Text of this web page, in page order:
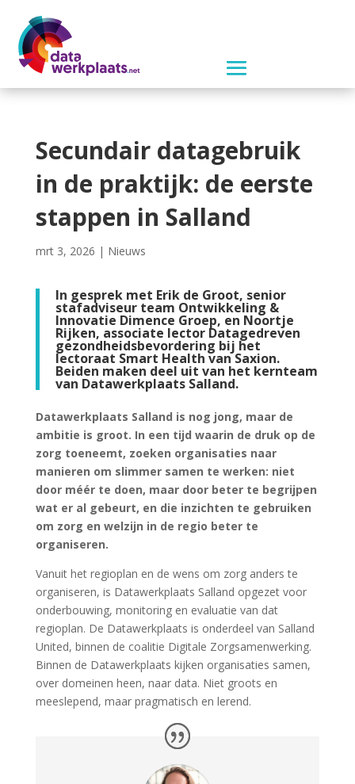
Secundair datagebruik
in de praktijk: de eerste
stappen in Salland
mrt 3, 2026 | Nieuws
In gesprek met Erik de Groot, senior
stafadviseur team Ontwikkeling &
Innovatie Dimence Groep, en Noortje
Rijken, associate lector Datagedreven
gezondheidsbevordering bij het
lectoraat Smart Health van Saxion.
Beiden maken deel uit van het kernteam
van Datawerkplaats Salland.
Datawerkplaats Salland is nog jong, maar de
ambitie is groot. In een tijd waarin de druk op de
zorg toeneemt, zoeken organisaties naar
manieren om slimmer samen te werken: niet
door méér te doen, maar door beter te begrijpen
wat er al gebeurt, en die inzichten te gebruiken
om zorg en welzijn in de regio beter te
organiseren.
Vanuit het regioplan en de wens om zorg anders te
organiseren, is Datawerkplaats Salland opgezet voor
onderbouwing, monitoring en evaluatie van dat
regioplan. De Datawerkplaats is onderdeel van Salland
United, binnen de coalitie Digitale Zorgsamenwerking.
Binnen de Datawerkplaats kijken organisaties samen,
over domeinen heen, naar data. Niet groots en
meeslepend, maar pragmatisch en lerend.